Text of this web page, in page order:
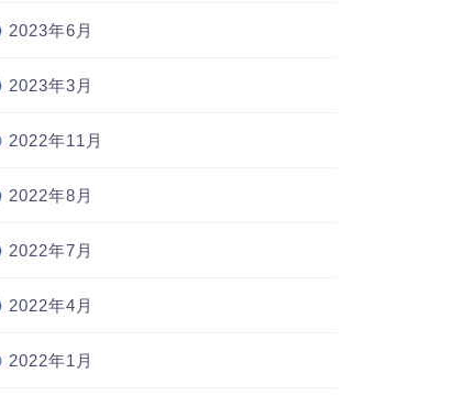
2023年6月
2023年3月
2022年11月
2022年8月
2022年7月
2022年4月
2022年1月